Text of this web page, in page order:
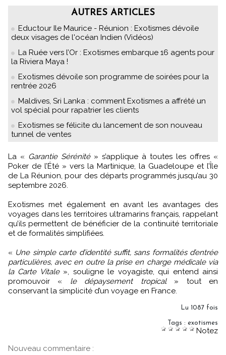
AUTRES ARTICLES
Eductour Ile Maurice - Réunion : Exotismes dévoile
deux visages de l'océan Indien (Vidéos)
La Ruée vers l’Or : Exotismes embarque 16 agents pour
la Riviera Maya !
Exotismes dévoile son programme de soirées pour la
rentrée 2026
Maldives, Sri Lanka : comment Exotismes a affrété un
vol spécial pour rapatrier les clients
Exotismes se félicite du lancement de son nouveau
tunnel de ventes
La « Garantie Sérénité» s’applique à toutes les offres «
Poker de l’Été » vers la Martinique, la Guadeloupe et l’Île
de La Réunion, pour des départs programmés jusqu’au 30
septembre 2026.
Exotismes met également en avant les avantages des
voyages dans les territoires ultramarins français, rappelant
qu’ils permettent de bénéficier de la continuité territoriale
et de formalités simplifiées.
« Une simple carte d’identité suffit, sans formalités d’entrée
particulières, avec en outre la prise en charge médicale via
la Carte Vitale», souligne le voyagiste, qui entend ainsi
promouvoir « le dépaysement tropical» tout en
conservant la simplicité d’un voyage en France.
Lu 1087 fois
Tags : exotismes
Notez
Nouveau commentaire :